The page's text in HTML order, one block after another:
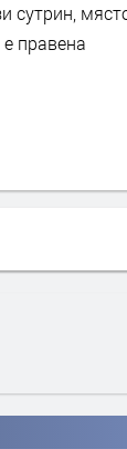
сутрин,
правена